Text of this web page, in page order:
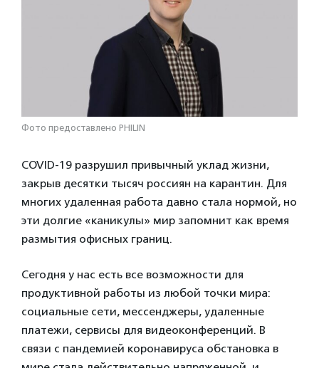
Фото предоставлено PHILIN
COVID-19 разрушил привычный уклад жизни,
закрыв десятки тысяч россиян на карантин. Для
многих удаленная работа давно стала нормой, но
эти долгие «каникулы» мир запомнит как время
размытия офисных границ.
Сегодня у нас есть все возможности для
продуктивной работы из любой точки мира:
социальные сети, мессенджеры, удаленные
платежи, сервисы для видеоконференций. В
связи с пандемией коронавируса обстановка в